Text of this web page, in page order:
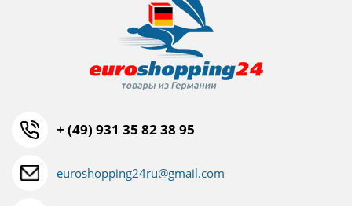
+ (49) 931 35 82 38 95
euroshopping24ru@gmail.com